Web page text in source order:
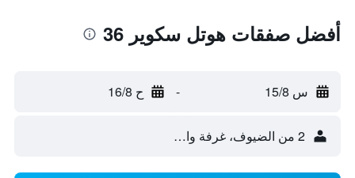
أفضل صفقات هوتل سكوير 36
س 15/8 - ح 16/8
2 من الضيوف، غرفة واحدة